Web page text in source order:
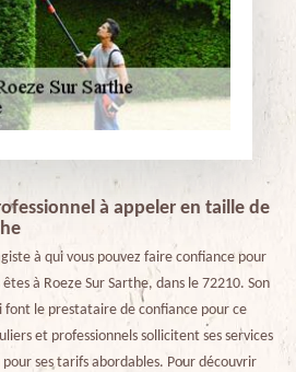
à appeler en taille de
à qui vous pouvez faire confiance pour
à Roeze Sur Sarthe, dans le 72210. Son
font le prestataire de confiance pour ce
et professionnels sollicitent ses services
ses tarifs abordables. Pour découvrir